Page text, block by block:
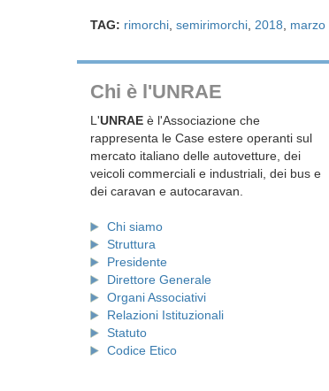
TAG: rimorchi semirimorchi 2018 marzo
Chi è l'UNRAE
L'UNRAE è l'Associazione che
rappresenta le Case estere operanti sul
mercato italiano delle autovetture, dei
veicoli commerciali e industriali, dei bus e
dei caravan e autocaravan.
Chi siamo
Struttura
Presidente
Direttore Generale
Organi Associativi
Relazioni Istituzionali
Statuto
Codice Etico